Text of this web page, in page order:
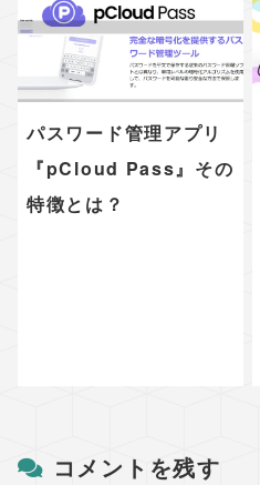
パスワード管理アプリ
『pCloud Pass』その
特徴とは？
コメントを残す